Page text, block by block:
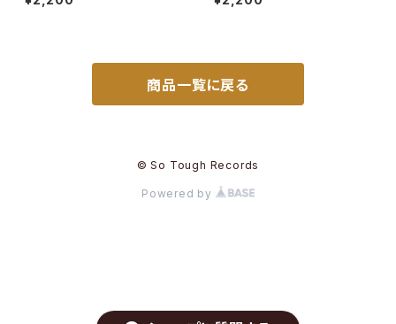
商品一覧に戻る
© So Tough Records
Powered by